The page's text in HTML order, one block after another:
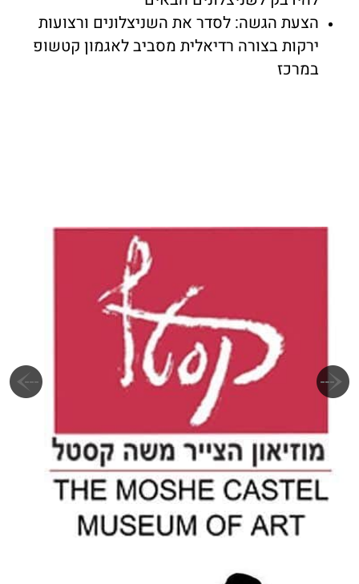
הצעת הגשה: לסדר את השניצלונים ורצועות
ירקות בצורה רדיאלית מסביב לאגמון קטשופ
במרכז